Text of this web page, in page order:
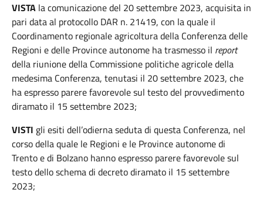
VISTA la comunicazione del 20 settembre 2023, acquisita in
pari data al protocollo DAR n. 21419, con la quale il
Coordinamento regionale agricoltura della Conferenza delle
Regioni e delle Province autonome ha trasmesso il report
della riunione della Commissione politiche agricole della
medesima Conferenza, tenutasi il 20 settembre 2023, che
ha espresso parere favorevole sul testo del provvedimento
diramato il 15 settembre 2023;
VISTI gli esiti dell’odierna seduta di questa Conferenza, nel
corso della quale le Regioni e le Province autonome di
Trento e di Bolzano hanno espresso parere favorevole sul
testo dello schema di decreto diramato il 15 settembre
2023;